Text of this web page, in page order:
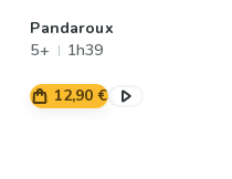
Pandaroux
5+
1h39
12,90 €